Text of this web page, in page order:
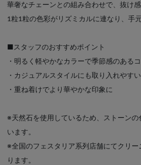
華奢なチェーンとの組み合わせで、抜け感
1粒1粒の色彩がリズミカルに連なり、手
■スタッフのおすすめポイント
・明るく軽やかなカラーで季節感のある
・カジュアルスタイルにも取り入れやす
・重ね着けでより華やかな印象に
※天然石を使用しているため、ストーン
います。
※全国のフェスタリア系列店舗にてクリ
ります。